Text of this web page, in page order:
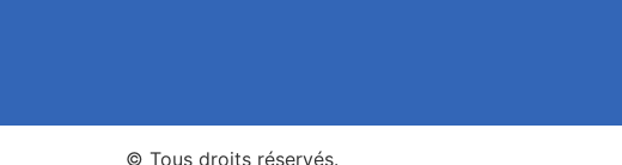
© Tous droits réservés.